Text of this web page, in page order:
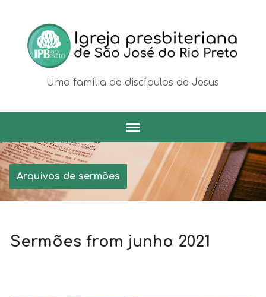
Uma família de discípulos de Jesus
Arquivos de sermões
Sermões from junho 2021